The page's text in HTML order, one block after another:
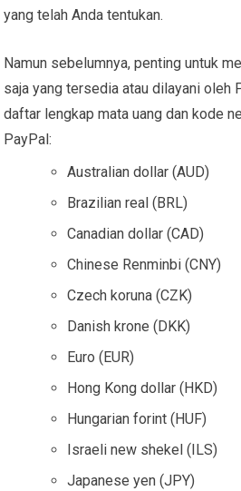
yang telah Anda tentukan.
Namun sebelumnya, penting untuk
saja yang tersedia atau dilayani oleh
daftar lengkap mata uang dan kode
PayPal:
Australian dollar (AUD)
Brazilian real (BRL)
Canadian dollar (CAD)
Chinese Renminbi (CNY)
Czech koruna (CZK)
Danish krone (DKK)
Euro (EUR)
Hong Kong dollar (HKD)
Hungarian forint (HUF)
Israeli new shekel (ILS)
Japanese yen (JPY)